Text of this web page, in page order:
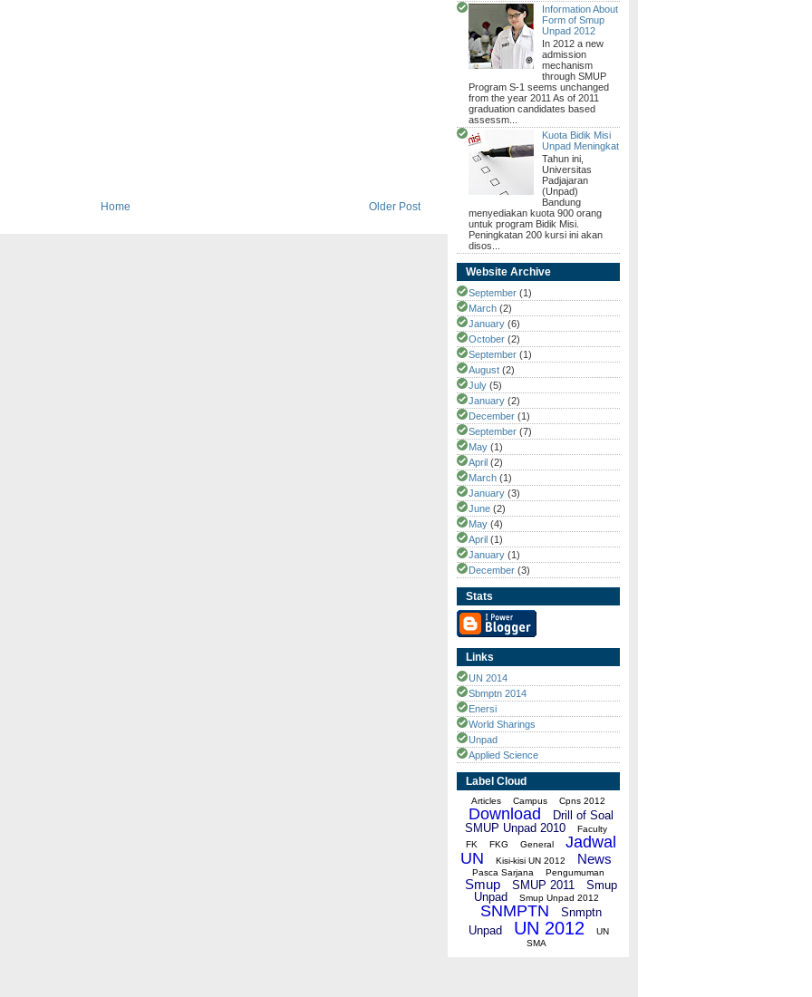
Older Post
Home
Information About
Form of Smup
Unpad 2012
In 2012 a new
admission
mechanism
through SMUP
Program S-1 seems unchanged
from the year 2011 As of 2011
graduation candidates based
assessm...
Kuota Bidik Misi
Unpad Meningkat
Tahun ini,
Universitas
Padjajaran
(Unpad)
Bandung
menyediakan kuota 900 orang
untuk program Bidik Misi.
Peningkatan 200 kursi ini akan
disos...
Website Archive
September (1)
March (2)
January (6)
October (2)
September (1)
August (2)
July (5)
January (2)
December (1)
September (7)
May (1)
April (2)
March (1)
January (3)
June (2)
May (4)
April (1)
January (1)
December (3)
Stats
Links
UN 2014
Sbmptn 2014
Enersi
World Sharings
Unpad
Applied Science
Label Cloud
Articles Campus Cpns 2012
Download
Drill of Soal
SMUP Unpad 2010
Faculty
FK
FKG General
Jadwal
UN
Kisi-kisi UN 2012 News
Pasca Sarjana Pengumuman
Smup SMUP 2011
Smup
Unpad
Smup Unpad 2012
SNMPTN
Snmptn
Unpad
UN 2012
UN
SMA